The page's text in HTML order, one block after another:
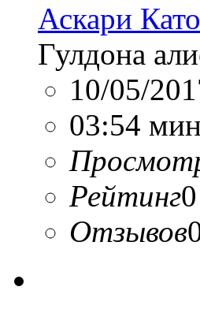
Аскари
Гулдона
10/05/
03:54 мин
Рейтинг0
Отзывов